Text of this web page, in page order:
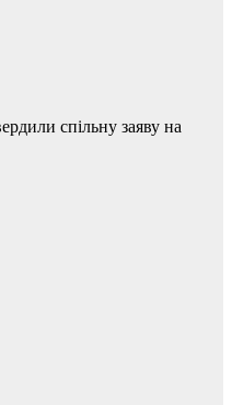
спільну заяву на